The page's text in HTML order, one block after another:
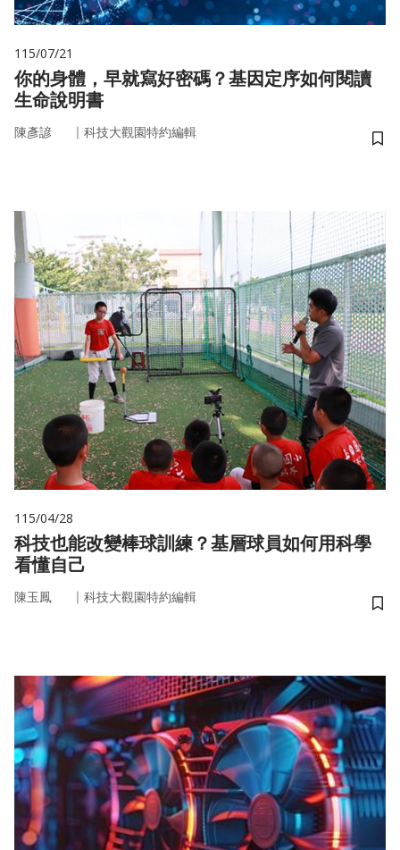
115/07/21
你的身體，早就寫好密碼？基因定序如何閱讀
生命說明書
陳彥諺 ｜ 科技大觀園特約編輯
儲
115/04/28
科技也能改變棒球訓練？基層球員如何用科學
看懂自己
陳玉鳳 ｜ 科技大觀園特約編輯
儲